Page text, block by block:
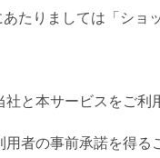
たりましては「ショ
と本サービスをご利
者の事前承諾を得る